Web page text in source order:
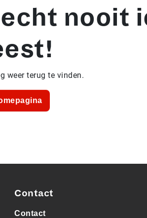
nooit
weer terug te vinden.
Contact
Contact